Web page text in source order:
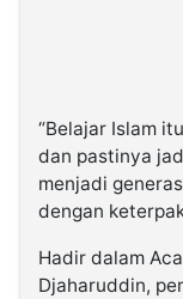
“Belajar Islam
dan pastinya
menjadi
dengan
Hadir dalam
Djaharuddin,